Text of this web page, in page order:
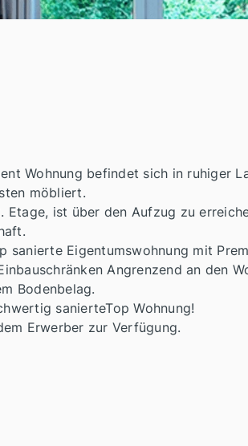
Wohnung befindet sich in ruhiger
möbliert.
Etage, ist über den Aufzug zu
sanierte Eigentumswohnung mit
Angrenzend an den
Bodenbelag.
sanierteTop Wohnung!
Erwerber zur Verfügung.